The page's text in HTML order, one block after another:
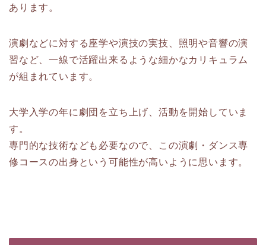
あります。
演劇などに対する座学や演技の実技、照明や音響の演
習など、一線で活躍出来るような細かなカリキュラム
が組まれています。
大学入学の年に劇団を立ち上げ、活動を開始していま
す。
専門的な技術なども必要なので、この演劇・ダンス専
修コースの出身という可能性が高いように思います。